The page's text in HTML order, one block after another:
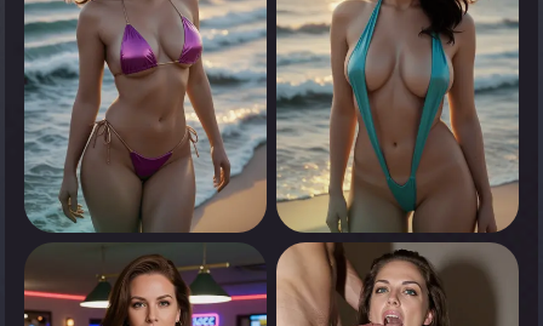
انقر لرؤية
0
انقر لرؤية